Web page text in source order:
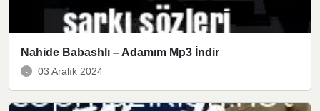
Nahide Babashlı – Adamım Mp3 İndir
03 Aralık 2024